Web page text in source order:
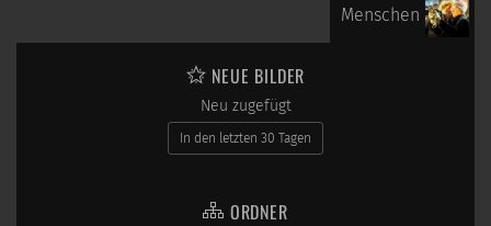
Menschen
NEUE BILDER
Neu zugefügt
In den letzten 30 Tagen
ORDNER